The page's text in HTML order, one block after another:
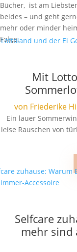
Bücher, ist am
beides – und geht
mehr oder minder
Folge.
Mit
von Friederike
Ein lauer
leise Rauschen von
Selfcare
mehr sind